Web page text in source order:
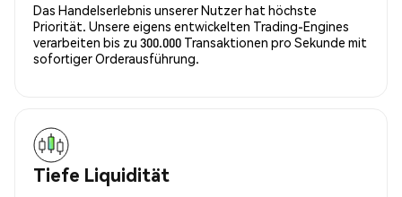
Das Handelserlebnis unserer Nutzer hat höchste
Priorität. Unsere eigens entwickelten Trading-Engines
verarbeiten bis zu 300.000 Transaktionen pro Sekunde mit
sofortiger Orderausführung.
Tiefe Liquidität